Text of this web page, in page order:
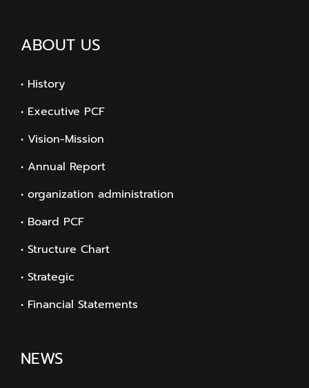
ABOUT US
• History
• Executive PCF
• Vision-Mission
• Annual Report
• organization administration
• Board PCF
• Structure Chart
• Strategic
• Financial Statements
NEWS